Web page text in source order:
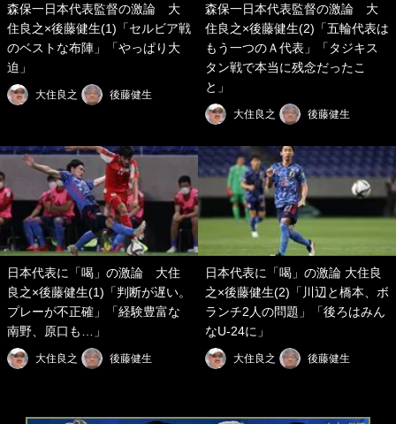
森保一日本代表監督の激論 大
住良之×後藤健生(1)「セルビア戦
のベストな布陣」「やっぱり大
迫」
大住良之 後藤健生
森保一日本代表監督の激論 大
住良之×後藤健生(2)「五輪代表は
もう一つのＡ代表」「タジキス
タン戦で本当に残念だったこ
と」
大住良之 後藤健生
日本代表に「喝」の激論 大住
良之×後藤健生(1)「判断が遅い。
プレーが不正確」「経験豊富な
南野、原口も…」
大住良之 後藤健生
日本代表に「喝」の激論 大住良
之×後藤健生(2)「川辺と橋本、ボ
ランチ2人の問題」「後ろはみん
なU-24に」
大住良之 後藤健生